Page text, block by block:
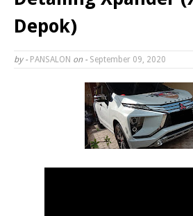
Depok)
by - PANSALON on - September 09, 2020